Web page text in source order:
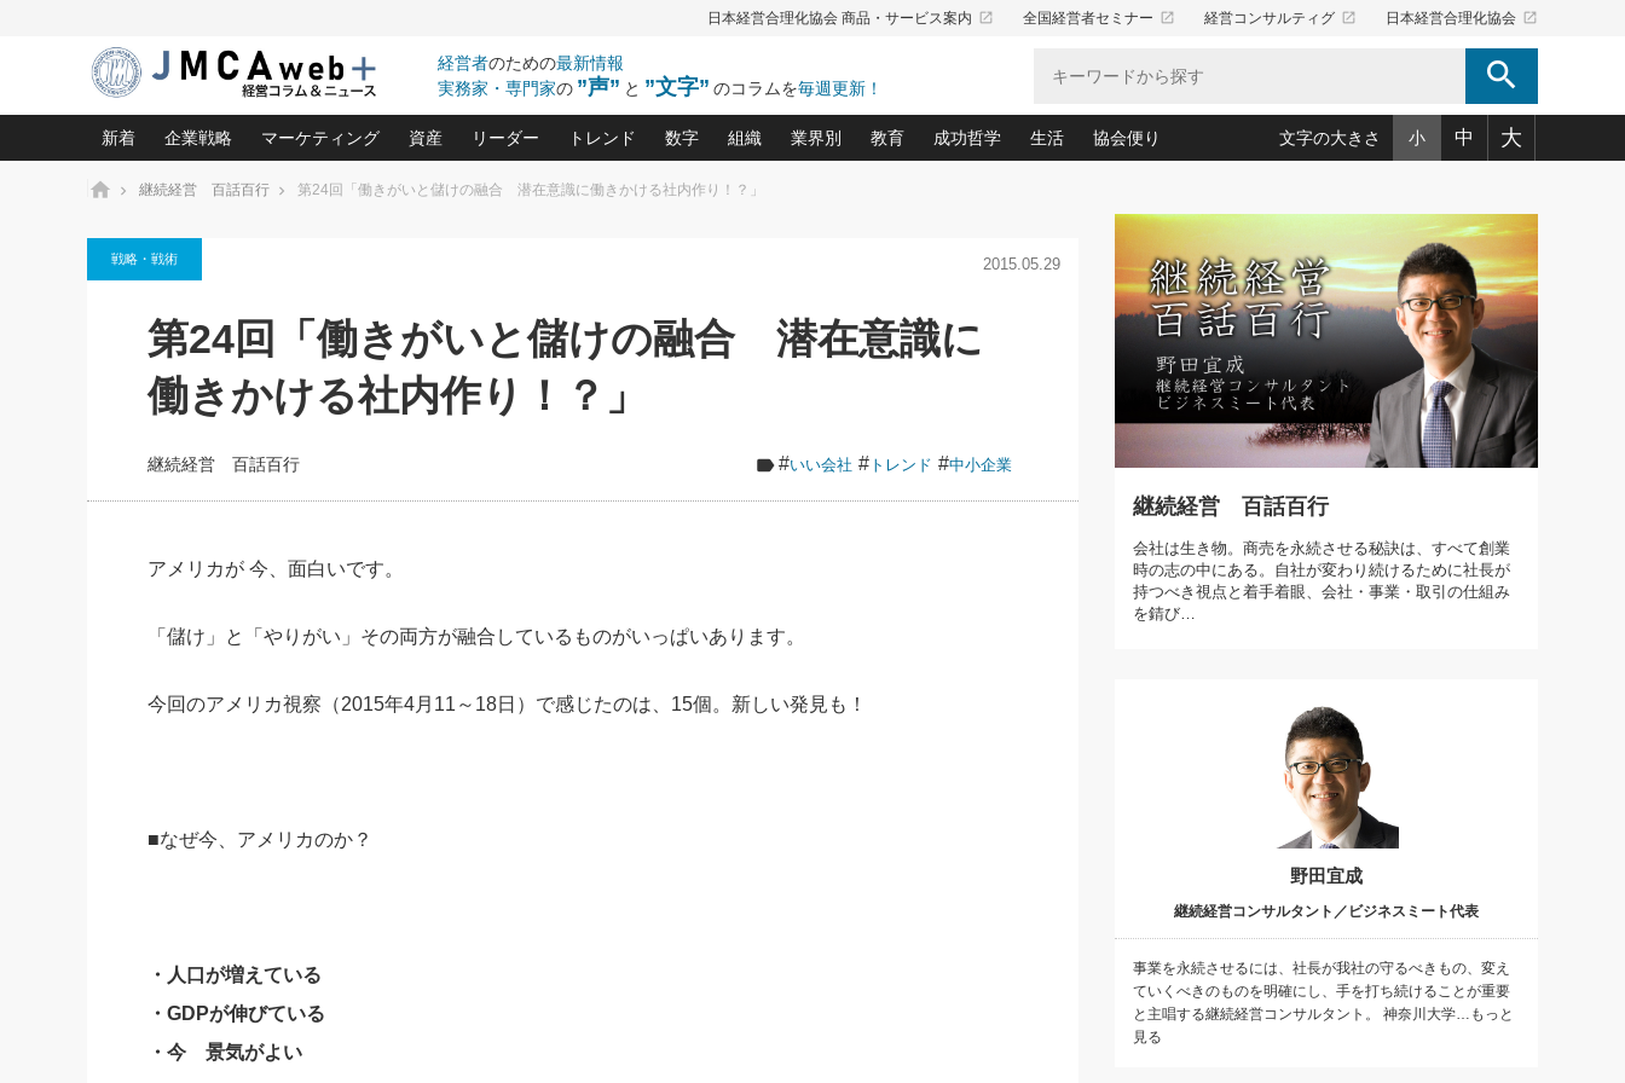
日本経営合理化協会 商品・サービス案内 launch 全国経営者セミナー launch 経営コンサルティグ launch 日本経営合理化協会 launch
経営者のための最新情報
実務家・専門家の ”声” と ”文字” のコラムを毎週更新！ search
新着
相談15：銀行がやたらと固定金
利を勧めてきます！やはり固定
がよいのでしょうか！
2026.08.7
第153回「内需企業があっとい
う間にグローバル成長企業に」
FOOD & LIFE COMPANIES
朝礼・会議での「社長の３分間
日号）
2026.08.5
第86回 「言葉狩り」
もっとみる
企業戦略
中小企業の「１位づくり」戦略(96)
利益を最大化する「業務改善」横田尚哉氏(5)
強い会社を築く ビジネス・クリニック(240)
日本レーザー「人を大切にしながら利益を上げる経営」の極意
(3)
武器としてのM&A入門(3)
社長のための“儲かる通販”戦略視点(151)
継続経営 百話百行(85)
マーケティング
ロングセラーの玉手箱(9)
大復活＆快進撃！ユニバーサルスタジオジャパンの成功要因と
は(5)
資産
中国経済の最新動向(204)
事業承継の前に、決めておきたい、知っておきたい、やってお
きたいコト(12)
会社と社長のための資産管理講座(95)
リーダー
ピョートル・F・グジバチの『経営戦略の新常識』(12)
指導者たる者かくあるべし(635)
朝礼・会議での「社長の３分間スピーチ」ネタ帳(159)
楠木建の「経営知になる考え方」(57)
次もあなたにお願いしたいと思われる「一流の仕事術」(28)
トレンド
北村森の「今月のヒット商品」(109)
次の売れ筋をつかむ術(102)
社長のメシの種 4.0(206)
数字
会社を守り抜くための緊急対策(100)
強い決算書の会社はココが違う！(36)
決算書の“見える化”術(12)
組織
職場の生産性を下げるハラスメントの予防策(10)
賃金決定の定石(68)
顧客・社員・社会から支持される「ウェルビーイング経営入
業界別
大久保一彦の“流行る”お店の仕組みづくり(210)
柿内幸夫─社長のための現場改善(174)
教育
あなただからお願いしたいと思われる 気配りの達人(127)
クレーム対応 実践マニュアル(92)
クレーム対応の新知識と新常識(57)
デキル社員に育てる！ 社員教育の決め手(203)
業績アップにつながる！ワンランク上の手紙・メール術(100)
成功哲学
中国哲学に学ぶ 不況は会社守成の好機(38)
令和時代の「社長の人間力の磨き方」(86)
先人の名句名言の教え 東洋思想に学ぶ経営学(132)
渡部昇一の「日本の指導者たち」(32)
生活
おのころ心平の ──社長のための「か・ら・だマネジメント」
(50)
デジタルＡＶを味方に！新・仕事術(180)
リーダー脳の鍛え方(32)
ワインを楽しむ基礎レッスン(12)
社長の「氣」(30)
米国スポーツ・ビジネスに学ぶ心理学(98)
高橋一喜の『これぞ！"本物の温泉"』(157)
協会便り
「愛読者通信」著者インタビュー(44)
ビジネス見聞録 経営ニュース(100)
作間信司の経営無形庵(けいえいむぎょうあん)(166)
経営セミナー情報局(1)
繁栄への着眼点 牟田太陽(76)
講話を聞いて学ぼう 実学・耳学・磨く「ミミガク」のすすめ
文字の大きさ 小 中 大
ホーム 継続経営 百話百行 第24回「働きがいと儲けの融合 潜在意識に働きかける社内作り！？」
戦略・戦術 2015.05.29
第24回「働きがいと儲けの融合 潜在意識に
働きかける社内作り！？」
継続経営 百話百行 #いい会社 # トレンド #中小企業
アメリカが 今、面白いです。
「儲け」と「やりがい」その両方が融合しているものがいっぱいあります。
今回のアメリカ視察（2015年4月11～18日）で感じたのは、15個。新しい発見も！
■なぜ今、アメリカのか？
・人口が増えている
・GDPが伸びている
・今 景気がよい
継続経営 百話百行
会社は生き物。商売を永続させる秘訣は、すべて創業
時の志の中にある。自社が変わり続けるために社長が
持つべき視点と着手着眼、会社・事業・取引の仕組み
を錆び…
野田宜成
継続経営コンサルタント／ビジネスミート代表
事業を永続させるには、社長が我社の守るべきもの、変え
ていくべきのものを明確にし、手を打ち続けることが重要
と主唱する継続経営コンサルタント。 神奈川大学…もっと
見る